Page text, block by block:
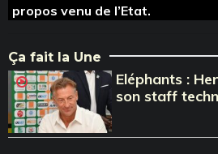
propos venu de l’Etat.
Ça fait la Une
Eléphants :
son staff